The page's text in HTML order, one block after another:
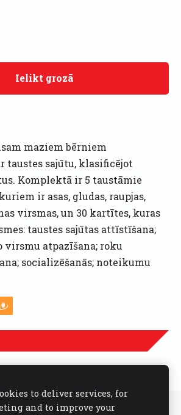
PVN
Ielikt grozā
maziem bērniem
taustes sajūtu, klasificējot
Komplektā ir 5 taustāmie
ir asas, gludas, raupjas,
virsmas, un 30 kartītes, kuras
taustes sajūtas attīstīšana;
virsmu atpazīšana; roku
socializēšanās; noteikumu
to deliver services, for
and to improve your